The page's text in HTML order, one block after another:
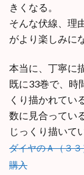
きくなる。
そんな伏線、理
がより楽しみに
本当に、丁寧に
既に33巻で、時
くり描かれてい
数に見合ってい
じっくり描いて
ダイヤのＡ（３
購入